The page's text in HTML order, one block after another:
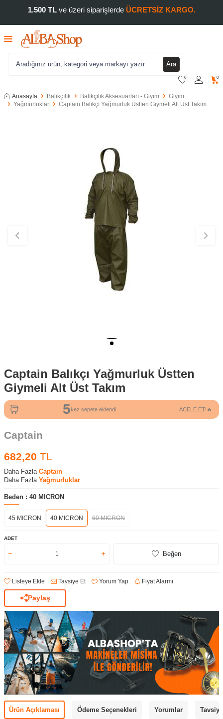
1.500 TLve üzeri siparişlerde ÜCRETSİZ KARGO.
Ara
0 0
Anasayfa Balıkçılık Balıkçılık Aksesuarları - Giyim
Giyim
Yağmurluklar
Captain Balıkçı Yağmurluk Üstten Giymeli Alt Üst Takım
Captain Balıkçı Yağmurluk Üstten
Giymeli Alt Üst Takım
5kez sepete eklendi
3kez satın alındı ACELE ET!🔥
Captain
682,20 TL
Daha Fazla Captain
Daha Fazla Yağmurluklar
Beden : 40 MICRON
45 MICRON 40 MICRON 60 MICRON
ADET
Beğen
Listeye Ekle Tavsiye Et Yorum Yap Fiyat Alarmı
Paylaş
Ürün Açıklaması Ödeme Seçenekleri Yorumlar